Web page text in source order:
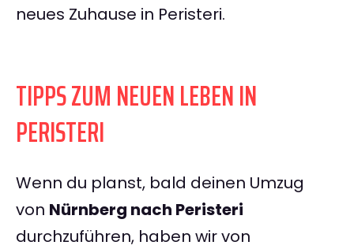
neues Zuhause in Peristeri.
TIPPS ZUM NEUEN LEBEN IN
PERISTERI
Wenn du planst, bald deinen Umzug
von Nürnberg nach Peristeri
durchzuführen, haben wir von